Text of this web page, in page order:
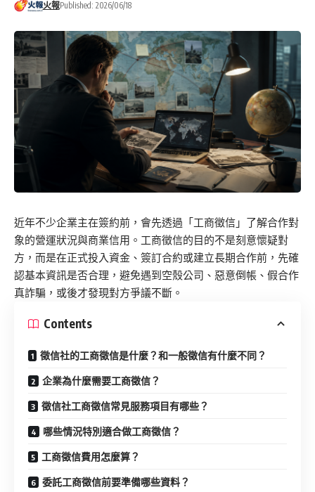
火報Published: 2026/06/18
近年不少企業主在簽約前，會先透過「工商徵信」了解合作對
象的營運狀況與商業信用。工商徵信的目的不是刻意懷疑對
方，而是在正式投入資金、簽訂合約或建立長期合作前，先確
認基本資訊是否合理，避免遇到空殼公司、惡意倒帳、假合作
真詐騙，或後才發現對方爭議不斷。
Contents
徵信社的工商徵信是什麼？和一般徵信有什麼不同？
企業為什麼需要工商徵信？
徵信社工商徵信常見服務項目有哪些？
哪些情況特別適合做工商徵信？
工商徵信費用怎麼算？
委託工商徵信前要準備哪些資料？